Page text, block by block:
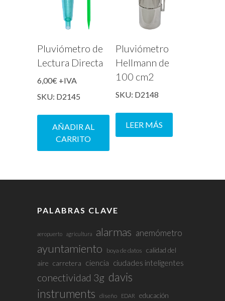
Pluviómetro de
Lectura Directa
6,00€ +IVA
SKU: D2145
AÑADIR AL
CARRITO
Pluviómetro
Hellmann de
100 cm2
SKU: D2148
LEER MÁS
PALABRAS CLAVE
aeropuerto agricultura alarmas anemómetro
ayuntamiento boya de datos calidad del
aire carretera ciencia ciudades inteligentes
conectividad 3g davis
instruments diseño EDAR educación